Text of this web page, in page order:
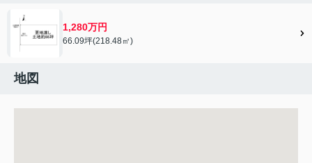
1,280万円
66.09坪(218.48㎡)
地図